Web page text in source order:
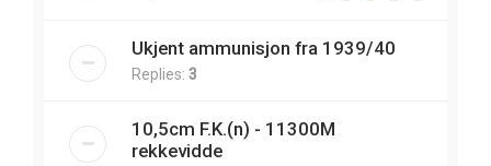
Ukjent ammunisjon fra 1939/40
Replies: 3
10,5cm F.K.(n) - 11300M
rekkevidde